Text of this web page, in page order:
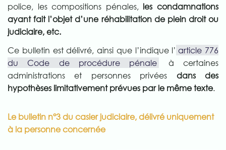
police, les compositions pénales, les condamnations
ayant fait l’objet d’une réhabilitation de plein droit ou
judiciaire, etc.
Ce bulletin est délivré, ainsi que l’indique l’ article 776
du Code de procédure pénale
à certaines
administrations et personnes privées dans des
hypothèses limitativement prévues par le même texte.
Le bulletin n°3 du casier judiciaire, délivré uniquement
à la personne concernée